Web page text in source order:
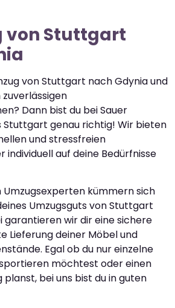
von Stuttgart
von Stuttgart nach Gdynia und
Dann bist du bei Sauer
Stuttgart genau richtig! Wir bieten
und stressfreien
individuell auf deine Bedürfnisse
kümmern sich
Umzugsguts von Stuttgart
garantieren wir dir eine sichere
Lieferung deiner Möbel und
Egal ob du nur einzelne
möchtest oder einen
bei uns bist du in guten